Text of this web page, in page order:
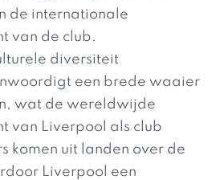
de internationale
van de club.
diversiteit
een brede waaier
wat de wereldwijde
van Liverpool als club
komen uit landen over de
Liverpool een